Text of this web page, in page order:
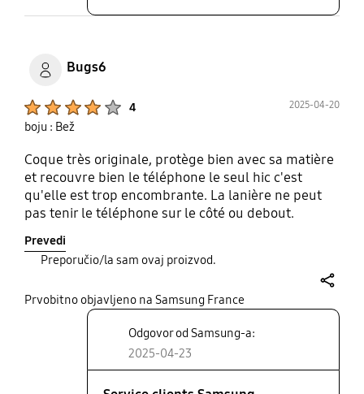
Bugs6
4 2025-04-20
boju : Bež
Coque très originale, protège bien avec sa matière
et recouvre bien le téléphone le seul hic c'est
qu'elle est trop encombrante. La lanière ne peut
pas tenir le téléphone sur le côté ou debout.
Prevedi
Preporučio/la sam ovaj proizvod.
Prvobitno objavljeno na Samsung France
Odgovor od Samsung-a:
2025-04-23